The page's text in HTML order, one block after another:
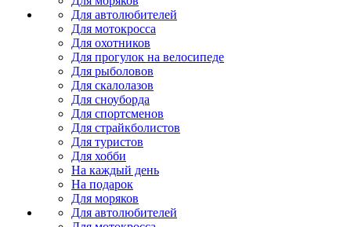
Для автолюбителей
Для мотокросса
Для охотников
Для прогулок на велосипеде
Для рыболовов
Для скалолазов
Для сноуборда
Для спортсменов
Для страйкболистов
Для туристов
Для хобби
На каждый день
На подарок
Для моряков
Для автолюбителей